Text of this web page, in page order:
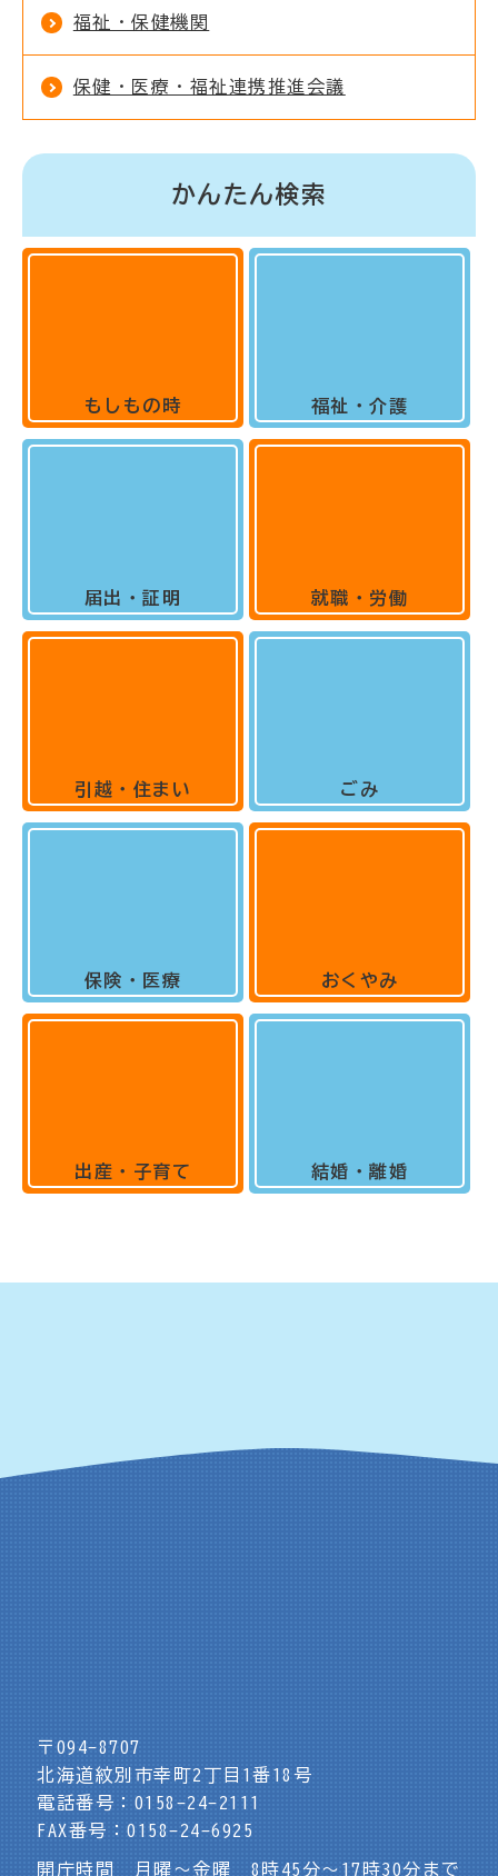
福祉・保健機関
保健・医療・福祉連携推進会議
かんたん検索
もしもの時
届出・証明
引越・住まい
保険・医療
出産・子育て
福祉・介護
就職・労働
ごみ
おくやみ
結婚・離婚
〒094-8707
北海道紋別市幸町2丁目1番18号
電話番号：0158-24-2111
FAX番号：0158-24-6925
開庁時間 月曜～金曜 8時45分～17時30分まで